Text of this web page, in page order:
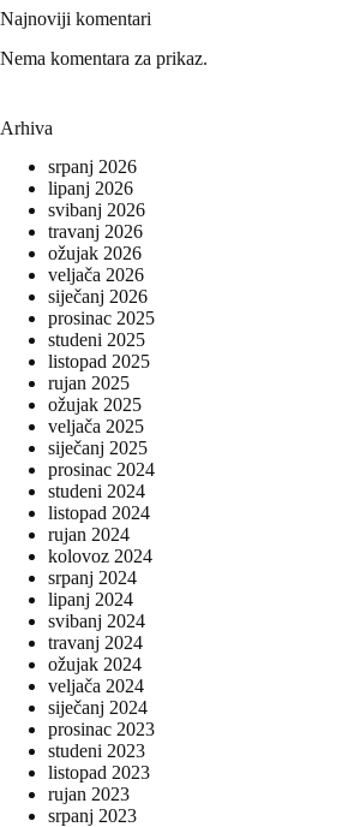
Najnoviji komentari
Nema komentara za prikaz.
Arhiva
srpanj 2026
lipanj 2026
svibanj 2026
travanj 2026
ožujak 2026
veljača 2026
siječanj 2026
prosinac 2025
studeni 2025
listopad 2025
rujan 2025
ožujak 2025
veljača 2025
siječanj 2025
prosinac 2024
studeni 2024
listopad 2024
rujan 2024
kolovoz 2024
srpanj 2024
lipanj 2024
svibanj 2024
travanj 2024
ožujak 2024
veljača 2024
siječanj 2024
prosinac 2023
studeni 2023
listopad 2023
rujan 2023
srpanj 2023